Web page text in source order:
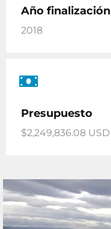
Año finalización
2018
Presupuesto
$2,249,836.08 USD